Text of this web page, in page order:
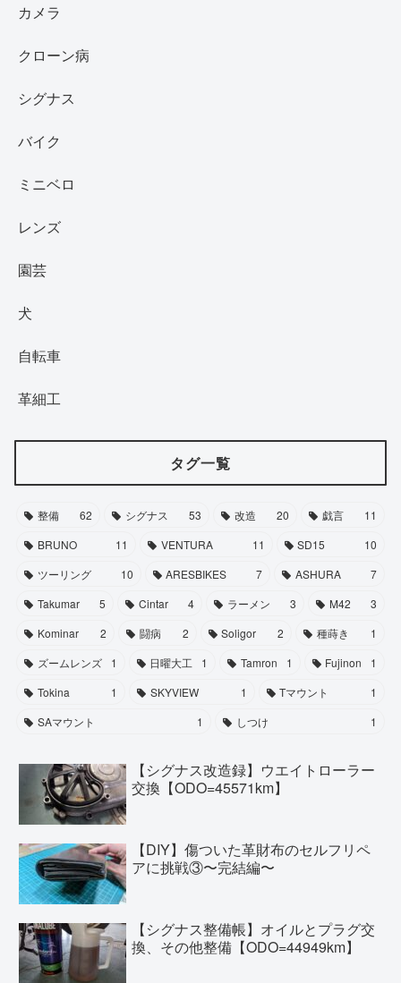
カメラ
クローン病
シグナス
バイク
ミニベロ
レンズ
園芸
犬
自転車
革細工
タグ一覧
整備 62 シグナス 53 改造 20 戯言
11
BRUNO
11 VENTURA 11 SD15
10
ツーリング
10 ARESBIKES 7 ASHURA
7
Takumar
5 Cintar 4 ラーメン 3 M42
3
Kominar
2 闘病 2 Soligor 2 種蒔き
1
ズームレンズ
1 日曜大工 1 Tamron 1 Fujinon
1
Tokina
1 SKYVIEW 1 Tマウント
1
SAマウント
1 しつけ 1
【シグナス改造録】ウエイトローラー
交換【ODO=45571km】
【DIY】傷ついた革財布のセルフリペ
アに挑戦③〜完結編〜
【シグナス整備帳】オイルとプラグ交
換、その他整備【ODO=44949km】